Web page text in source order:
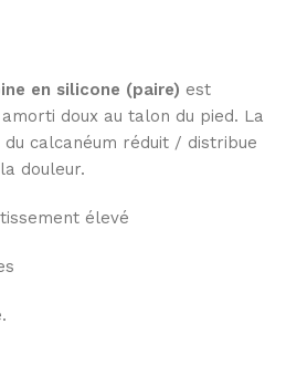
en silicone (paire) est
doux au talon du pied. La
calcanéum réduit / distribue
douleur.
élevé